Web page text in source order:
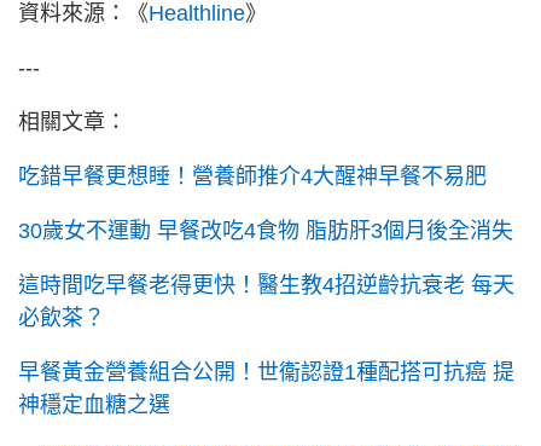
資料來源：《Healthline》
---
相關文章：
吃錯早餐更想睡！營養師推介4大醒神早餐不易肥
30歲女不運動 早餐改吃4食物 脂肪肝3個月後全消失
這時間吃早餐老得更快！醫生教4招逆齡抗衰老 每天
必飲茶？
早餐黃金營養組合公開！世衞認證1種配搭可抗癌 提
神穩定血糖之選